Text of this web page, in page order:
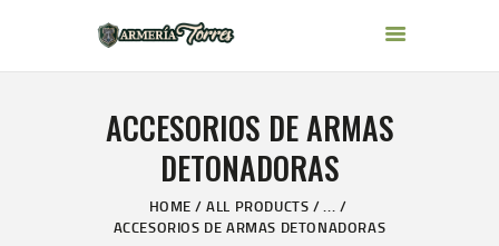
ACCESORIOS DE ARMAS
DETONADORAS
HOME ALL PRODUCTS
...
ACCESORIOS DE ARMAS DETONADORAS
ARMERÍA TORRES
INICIO
ACCESORIOS
MARCAS